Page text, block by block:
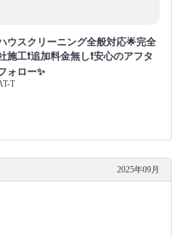
ウスクリーニング全般対応🌟完全
施工❗️追加料金無し❗️安心のアフタ
ォロー✨
T
2025年09月